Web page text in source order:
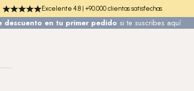
Excelente 4.8 | +90.000 clientas satisfechas
descuento en tu primer pedido si te suscribes aquí